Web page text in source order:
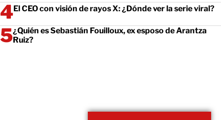
El CEO con visión de rayos X: ¿Dónde ver la serie viral?
¿Quién es Sebastián Fouilloux, ex esposo de Arantza
Ruiz?